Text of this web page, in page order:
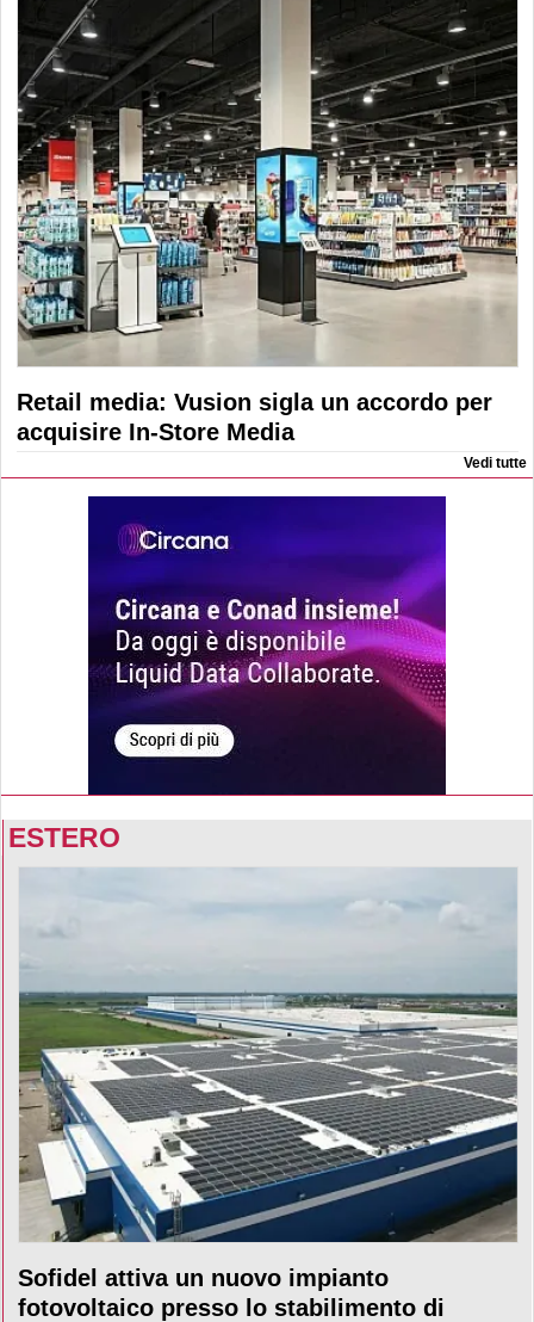
Retail media: Vusion sigla un accordo per
acquisire In-Store Media
Vedi tutte
ESTERO
Sofidel attiva un nuovo impianto
fotovoltaico presso lo stabilimento di